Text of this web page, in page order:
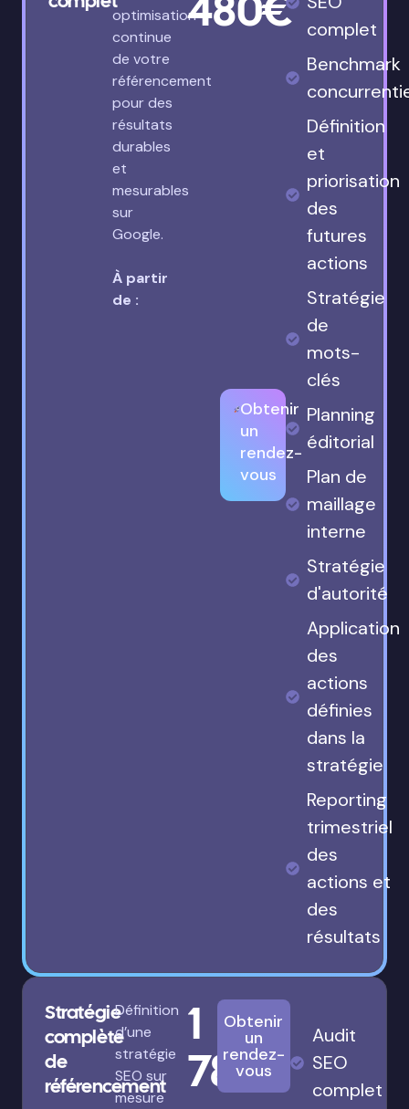
optimisation
continue
de votre
référencement
pour des
résultats
durables
et
mesurables
sur
Google.
À partir
de :
Obtenir
un
rendez-
vous
complet
Benchmark
Définition
et
priorisation
des
futures
actions
Stratégie
de
mots-
clés
Planning
éditorial
Plan de
maillage
interne
Stratégie
d'autorité
Application
des
actions
définies
dans la
stratégie
Reporting
trimestriel
des
actions et
des
résultats
Stratégie
complète
de
référencement
Définition
d’une
stratégie
SEO sur
mesure
1
780€
Obtenir
un
rendez-
vous
Audit
SEO
complet